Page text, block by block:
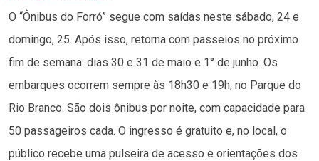
O “Ônibus do Forró” segue com saídas neste sábado, 24 e
domingo, 25. Após isso, retorna com passeios no próximo
fim de semana: dias 30 e 31 de maio e 1° de junho. Os
embarques ocorrem sempre às 18h30 e 19h, no Parque do
Rio Branco. São dois ônibus por noite, com capacidade para
50 passageiros cada. O ingresso é gratuito e, no local, o
público recebe uma pulseira de acesso e orientações dos